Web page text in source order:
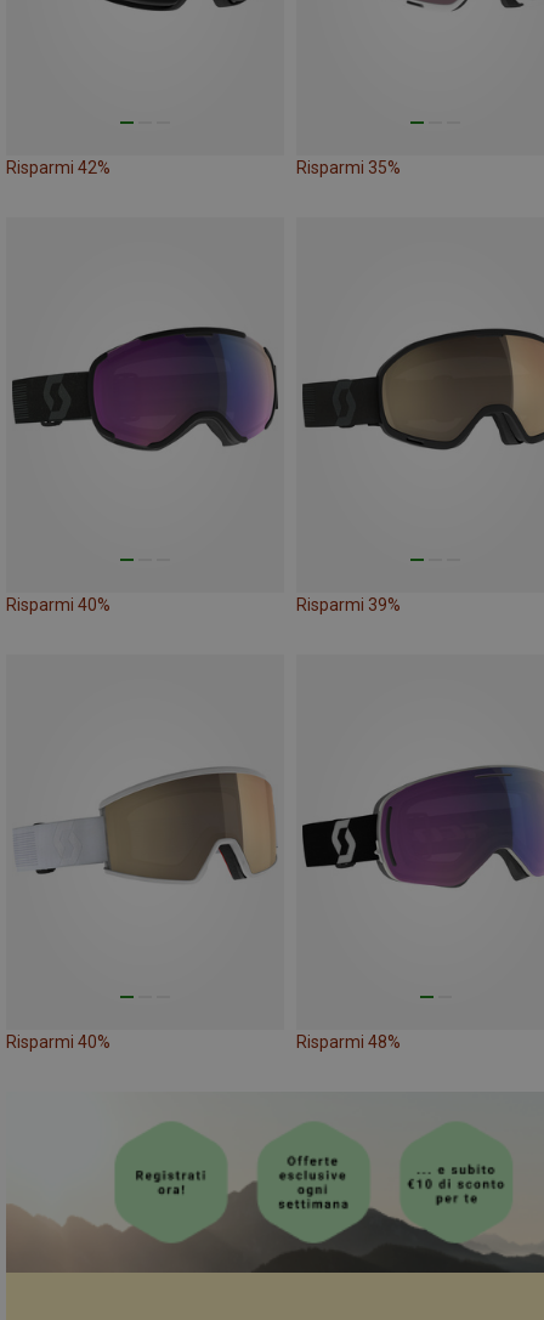
Risparmi 42% Risparmi 35%
Risparmi 40% Risparmi 39%
Risparmi 40% Risparmi 48%